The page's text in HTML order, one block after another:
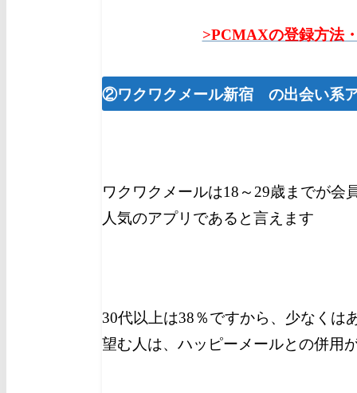
>PCMAXの登録方法
②ワクワクメール新宿 の出会い系
ワクワクメールは18～29歳までが会
人気のアプリであると言えます
30代以上は38％ですから、少な くは
望む人は、ハッピーメールとの併用